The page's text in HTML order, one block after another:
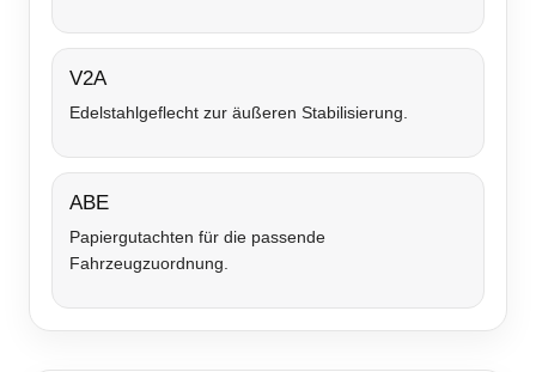
V2A
Edelstahlgeflecht zur äußeren Stabilisierung.
ABE
Papiergutachten für die passende
Fahrzeugzuordnung.